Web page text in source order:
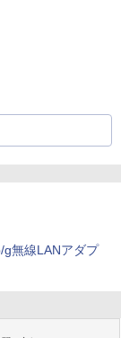
無線LANアダプ